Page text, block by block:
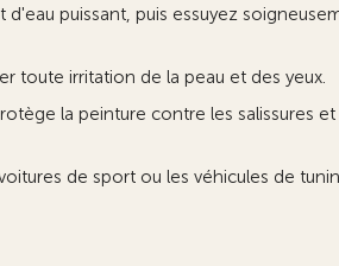
puissant, puis essuyez
toute irritation de la peau et des yeux.
la peinture contre les salissures et
de sport ou les véhicules de